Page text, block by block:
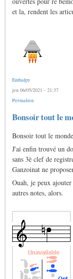
et la, rendent les
Enthalpy
jeu 06/05/2021 - 21:37
Permalien
Bonsoir tout le
Bonsoir tout le
J'ai enfin trouvé un
sans 3è clef de
Ganzoinat ne
Ouah, je peux
autres notes, alors.